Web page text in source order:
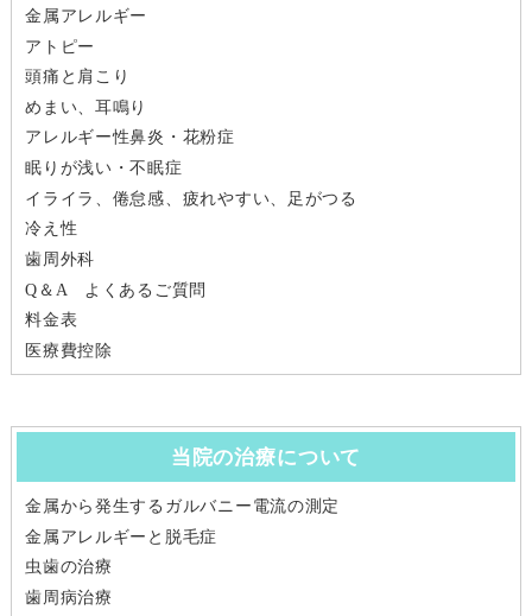
金属アレルギー
アトピー
頭痛と肩こり
めまい、耳鳴り
アレルギー性鼻炎・花粉症
眠りが浅い・不眠症
イライラ、倦怠感、疲れやすい、足がつる
冷え性
歯周外科
Q＆A よくあるご質問
料金表
医療費控除
当院の治療について
金属から発生するガルバニー電流の測定
金属アレルギーと脱毛症
虫歯の治療
歯周病治療